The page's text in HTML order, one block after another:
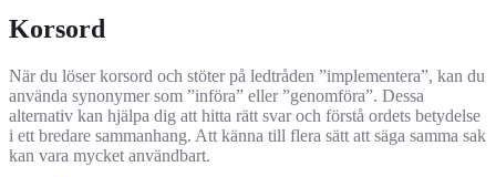
Korsord
När du löser korsord och stöter på ledtråden ”implementera”, kan du
använda synonymer som ”införa” eller ”genomföra”. Dessa
alternativ kan hjälpa dig att hitta rätt svar och förstå ordets betydelse
i ett bredare sammanhang. Att känna till flera sätt att säga samma sak
kan vara mycket användbart.